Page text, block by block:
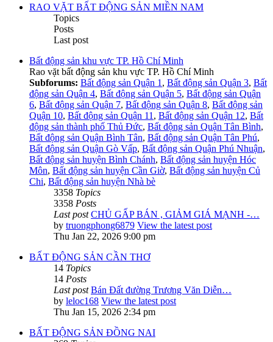
RAO VẶT BẤT ĐỘNG SẢN MIỀN NAM
Topics
Posts
Last post
Bất động sản khu vực TP. Hồ Chí Minh
Rao vặt bất động sản khu vực TP. Hồ Chí Minh
Subforums: Bất động sản Quận 1 , Bất động sản Quận 3, Bất
động sản Quận 4, Bất động sản Quận 5, Bất động sản Quận
6, Bất động sản Quận 7, Bất động sản Quận 8, Bất động sản
Quận 10, Bất động sản Quận 11 , Bất động sản Quận 12, Bất
động sản thành phố Thủ Đức, Bất động sản Quận Tân Bình,
Bất động sản Quận Bình Tân, Bất động sản Quận Tân Phú,
Bất động sản Quận Gò Vấp, Bất động sản Quận Phú Nhuận,
Bất động sản huyện Bình Chánh, Bất động sản huyện Hóc
Môn, Bất động sản huyện Cần Giờ, Bất động sản huyện Củ
Chi, Bất động sản huyện Nhà bè
3358 Topics
3358 Posts
Last post CHỦ GẤP BÁN , GIẢM GIÁ MẠNH -…
by truongphong6879 View the latest post
Thu Jan 22, 2026 9:00 pm
BẤT ĐỘNG SẢN CẦN THƠ
14 Topics
14 Posts
Last post Bán Đất đường Trương Văn Diễn…
by leloc168 View the latest post
Thu Jan 15, 2026 2:34 pm
BẤT ĐỘNG SẢN ĐỒNG NAI